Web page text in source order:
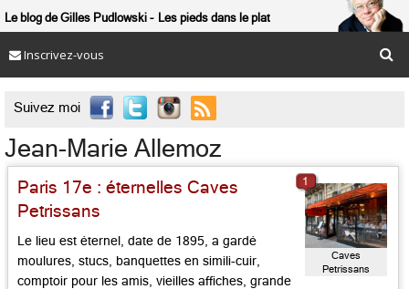
Le blog de Gilles Pudlowski Les pieds dans le plat
Inscrivez-vous
Suivez moi 
Jean-Marie Allemoz
Paris 17e : éternelles Caves
Petrissans
Le lieu est éternel, date de 1895, a gardé
moulures, stucs, banquettes en simili-cuir,
comptoir pour les amis, vieilles affiches, grande
Caves
Petrissans
1